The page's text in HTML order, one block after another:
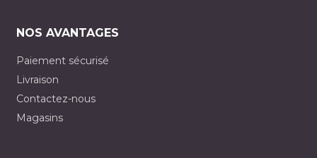
NOS AVANTAGES
Paiement sécurisé
Livraison
Contactez-nous
Magasins